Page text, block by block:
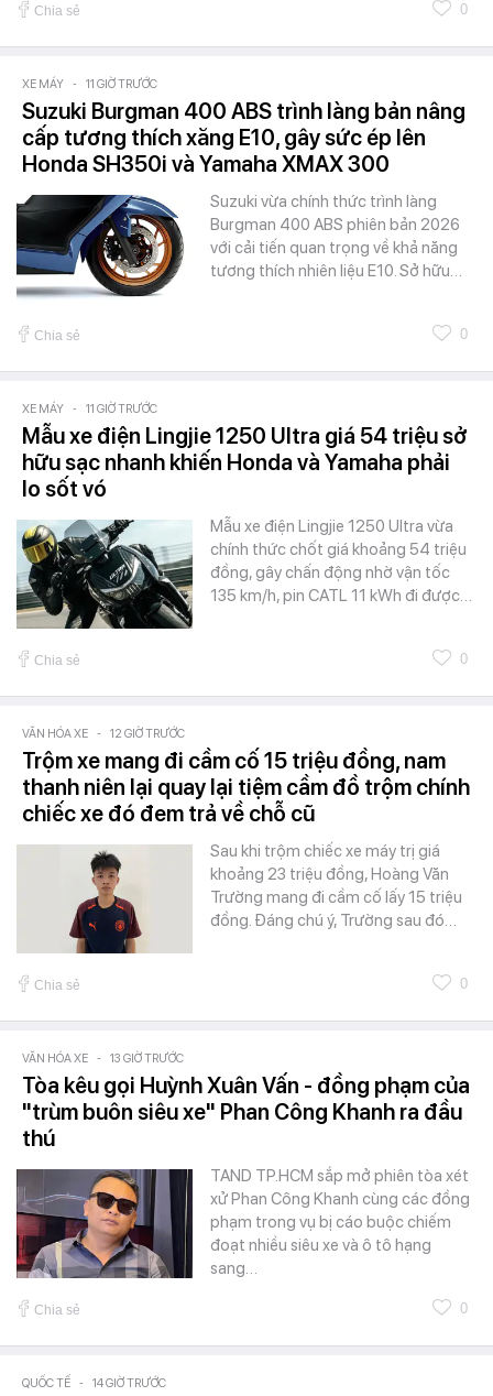
Chia sẻ 0
XE MÁY - 11 GIỜ TRƯỚC
Suzuki Burgman 400 ABS trình làng bản nâng
cấp tương thích xăng E10, gây sức ép lên
Honda SH350i và Yamaha XMAX 300
Suzuki vừa chính thức trình làng
Burgman 400 ABS phiên bản 2026
với cải tiến quan trọng về khả năng
tương thích nhiên liệu E10. Sở hữu…
Chia sẻ 0
XE MÁY - 11 GIỜ TRƯỚC
Mẫu xe điện Lingjie 1250 Ultra giá 54 triệu sở
hữu sạc nhanh khiến Honda và Yamaha phải
lo sốt vó
Mẫu xe điện Lingjie 1250 Ultra vừa
chính thức chốt giá khoảng 54 triệu
đồng, gây chấn động nhờ vận tốc
135 km/h, pin CATL 11 kWh đi được…
Chia sẻ 0
VĂN HÓA XE - 12 GIỜ TRƯỚC
Trộm xe mang đi cầm cố 15 triệu đồng, nam
thanh niên lại quay lại tiệm cầm đồ trộm chính
chiếc xe đó đem trả về chỗ cũ
Sau khi trộm chiếc xe máy trị giá
khoảng 23 triệu đồng, Hoàng Văn
Trường mang đi cầm cố lấy 15 triệu
đồng. Đáng chú ý, Trường sau đó…
Chia sẻ 0
VĂN HÓA XE - 13 GIỜ TRƯỚC
Tòa kêu gọi Huỳnh Xuân Vấn - đồng phạm của
"trùm buôn siêu xe" Phan Công Khanh ra đầu
thú
TAND TP.HCM sắp mở phiên tòa xét
xử Phan Công Khanh cùng các đồng
phạm trong vụ bị cáo buộc chiếm
đoạt nhiều siêu xe và ô tô hạng
sang…
Chia sẻ 0
QUỐC TẾ - 14 GIỜ TRƯỚC